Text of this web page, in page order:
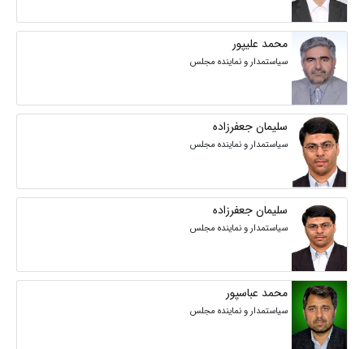
محمد علیپور
سیاستمدار و نماینده مجلس
سلیمان جعفرزاده
سیاستمدار و نماینده مجلس
سلیمان جعفرزاده
سیاستمدار و نماینده مجلس
محمد عباسپور
سیاستمدار و نماینده مجلس